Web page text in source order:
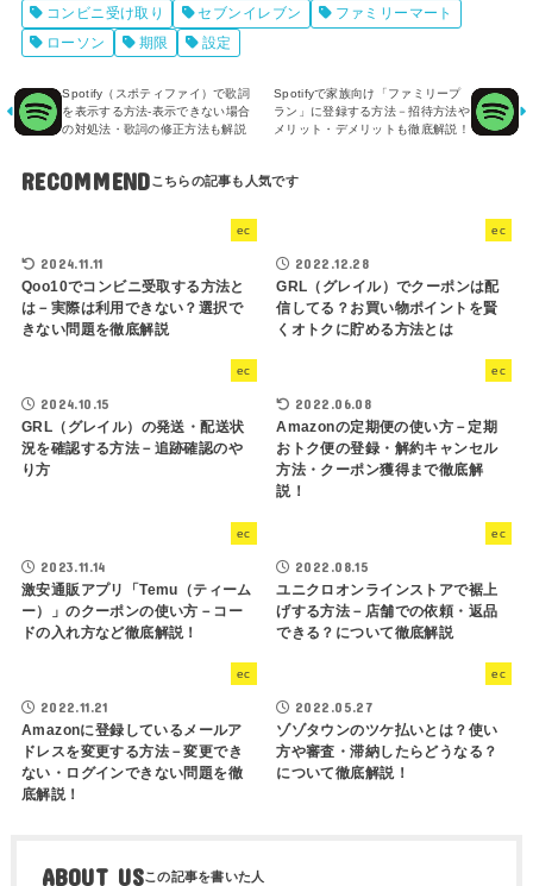
コンビニ受け取り
セブンイレブン
ファミリーマート
ローソン
期限 設定
Spotify（スポティファイ）で歌詞
を表示する方法-表示できない場合
の対処法・歌詞の修正方法も解説
Spotifyで家族向け「ファミリープ
ラン」に登録する方法－招待方法や
メリット・デメリットも徹底解説！
RECOMMEND
ec
2024.11.11
Qoo10でコンビニ受取する方法と
は－実際は利用できない？選択で
きない問題を徹底解説
ec
2022.12.28
GRL（グレイル）でクーポンは配
信してる？お買い物ポイントを賢
くオトクに貯める方法とは
ec
2024.10.15
GRL（グレイル）の発送・配送状
況を確認する方法－追跡確認のや
り方
ec
2022.06.08
Amazonの定期便の使い方－定期
おトク便の登録・解約キャンセル
方法・クーポン獲得まで徹底解
説！
ec
2023.11.14
激安通販アプリ「Temu（ティーム
ー）」のクーポンの使い方－コー
ドの入れ方など徹底解説！
ec
2022.08.15
ユニクロオンラインストアで裾上
げする方法－店舗での依頼・返品
できる？について徹底解説
ec
2022.11.21
Amazonに登録しているメールア
ドレスを変更する方法－変更でき
ない・ログインできない問題を徹
底解説！
ec
2022.05.27
ゾゾタウンのツケ払いとは？使い
方や審査・滞納したらどうなる？
について徹底解説！
ABOUT US